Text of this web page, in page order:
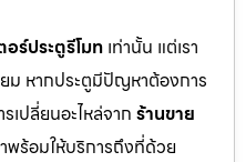
ร์ประตูรีโมท เท่านั้น แต่เรา
ม หากประตูมีปัญหาต้องการ
เปลี่ยนอะไหล่จากร้านขาย
าพร้อมให้บริการถึงที่ด้วย